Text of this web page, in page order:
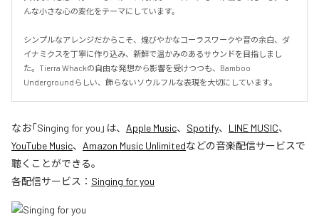
んな小さな心の変化をテーマにしています。
シンプルなアレンジだからこそ、煌びやかなコーラスワークや音の余白、ダ
イナミクスを丁寧に作り込み、新鮮で温かみのあるサウンドを目指しまし
た。Tierra Whackの自由な発想から影響を受けつつも、Bamboo
Undergroundらしい、飾らないソウルフルな表現を大切にしています。
なお「Singing for you 」は、 Apple Music、 Spotify、 LINE MUSIC、
YouTube Music、 Amazon Music Unlimitedなどの音楽配信サービスで
聴くことができる。
各配信サービス： Singing for you